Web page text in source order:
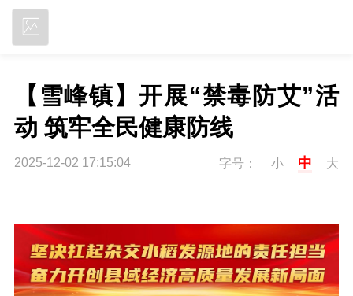
【雪峰镇】开展“禁毒防艾”活
动 筑牢全民健康防线
2025-12-02 17:15:04 字号： 小 中 大